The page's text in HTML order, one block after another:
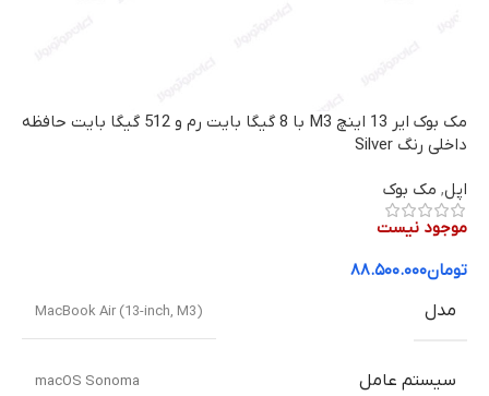
مک بوک ایر 13 اینچ M3 با 8 گیگا بایت رم و 512 گیگا بایت حافظه
داخلی رنگ Silver
اپل, مک بوک
موجود نیست
تومان۸۸.۵۰۰.۰۰۰
مدل
MacBook Air (13-inch, M3)
سیستم عامل macOS Sonoma